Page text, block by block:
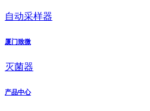
自动采样器
厦门致微
灭菌器
产品中心